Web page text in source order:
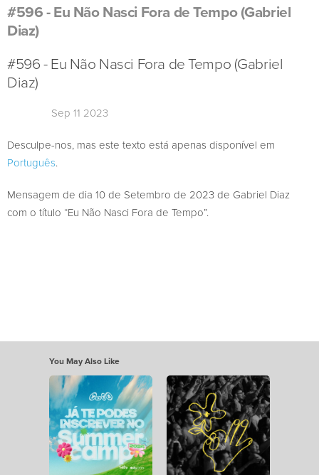
#596 - Eu Não Nasci Fora de Tempo (Gabriel
Diaz)
#596 - Eu Não Nasci Fora de Tempo (Gabriel
Diaz)
Sep 11 2023
Desculpe-nos, mas este texto está apenas disponível em
Português.
Mensagem de dia 10 de Setembro de 2023 de Gabriel Diaz
com o título “Eu Não Nasci Fora de Tempo”.
You May Also Like